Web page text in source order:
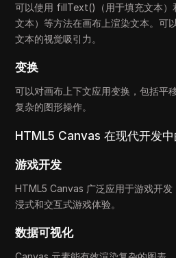
可以使用 fillText()（用于填充文本
文本）等方法在画布上渲染文本。可
文本的视觉吸引力。
变换
可以对画布上下文应用变换，包括平
复杂的图形操作。
HTML5 Canvas 在现代开发中
游戏开发
HTML5 Canvas 广泛应用于游戏开
浸式和交互式游戏体验。
数据可视化